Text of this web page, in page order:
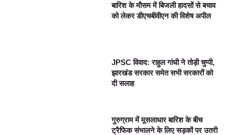
बारिश के मौसम में बिजली हादसों से बचाव
को लेकर डीएचबीवीएन की विशेष अपील
JPSC विवाद: राहुल गांधी ने तोड़ी चुप्पी,
झारखंड सरकार समेत सभी सरकारों को
दी सलाह
गुरुग्राम में मूसलाधार बारिश के बीच
ट्रैफिक संभालने के लिए सड़कों पर उतरी